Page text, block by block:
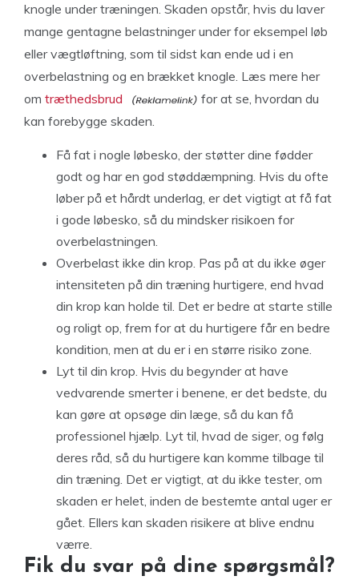
knogle under træningen. Skaden opstår, hvis du laver
mange gentagne belastninger under for eksempel løb
eller vægtløftning, som til sidst kan ende ud i en
overbelastning og en brækket knogle. Læs mere her
om træthedsbrud
for at se, hvordan du
kan forebygge skaden.
Få fat i nogle løbesko, der støtter dine fødder
godt og har en god støddæmpning. Hvis du ofte
løber på et hårdt underlag, er det vigtigt at få fat
i gode løbesko, så du mindsker risikoen for
overbelastningen.
Overbelast ikke din krop. Pas på at du ikke øger
intensiteten på din træning hurtigere, end hvad
din krop kan holde til. Det er bedre at starte stille
og roligt op, frem for at du hurtigere får en bedre
kondition, men at du er i en større risiko zone.
Lyt til din krop. Hvis du begynder at have
vedvarende smerter i benene, er det bedste, du
kan gøre at opsøge din læge, så du kan få
professionel hjælp. Lyt til, hvad de siger, og følg
deres råd, så du hurtigere kan komme tilbage til
din træning. Det er vigtigt, at du ikke tester, om
skaden er helet, inden de bestemte antal uger er
gået. Ellers kan skaden risikere at blive endnu
værre.
Fik du svar på dine spørgsmål?